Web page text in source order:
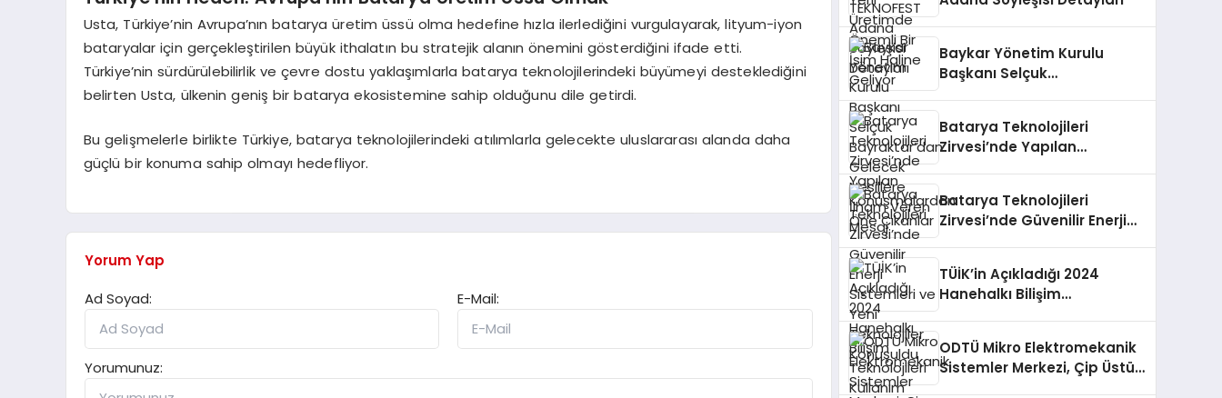
Usta, Türkiye’nin Avrupa’nın batarya üretim üssü olma hedefine hızla ilerlediğini vurgulayarak, lityum-iyon
bataryalar için gerçekleştirilen büyük ithalatın bu stratejik alanın önemini gösterdiğini ifade etti.
Türkiye’nin sürdürülebilirlik ve çevre dostu yaklaşımlarla batarya teknolojilerindeki büyümeyi desteklediğini
belirten Usta, ülkenin geniş bir batarya ekosistemine sahip olduğunu dile getirdi.
Bu gelişmelerle birlikte Türkiye, batarya teknolojilerindeki atılımlarla gelecekte uluslararası alanda daha
güçlü bir konuma sahip olmayı hedefliyor.
Yorum Yap
Ad Soyad:
E-Mail:
Yorumunuz:
Baykar Yönetim Kurulu
Başkanı Selçuk
Batarya Teknolojileri
Zirvesi’nde Yapılan
Batarya Teknolojileri
Zirvesi’nde Güvenilir Enerji
TÜİK’in Açıkladığı 2024
Hanehalkı Bilişim
ODTÜ Mikro Elektromekanik
Sistemler Merkezi, Çip Üstü